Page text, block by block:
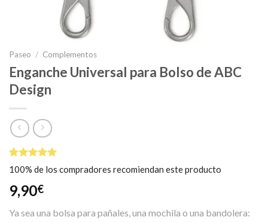
Paseo / Complementos
Enganche Universal para Bolso de ABC
Design
Valorado
5.00 sobre
5 basado
en
1
de cliente
100% de los compradores recomiendan este producto
9,90€
Ya sea una bolsa para pañales, una mochila o una bandolera: